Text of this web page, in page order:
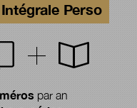
Perso
par an